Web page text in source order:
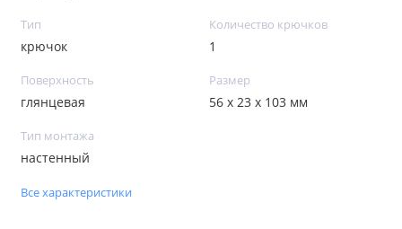
Тип
крючок
Количество крючков
1
Поверхность
глянцевая
Размер
56 х 23 х 103 мм
Тип монтажа
настенный
Все характеристики